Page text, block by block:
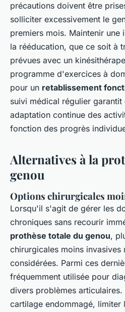
précautions doivent être
solliciter excessivement le
premiers mois. Maintenir une
la rééducation, que ce soit à
prévues avec un
programme d'exercices à
pour un retablissement
suivi médical régulier garantit
adaptation continue des
fonction des progrès
Alternatives à la
genou
Options chirurgicales
Lorsqu'il s'agit de gérer les
chroniques sans recourir
prothèse totale du genou,
chirurgicales moins invasives
considérées. Parmi ces
fréquemment utilisée pour
divers problèmes
cartilage endommagé, limiter